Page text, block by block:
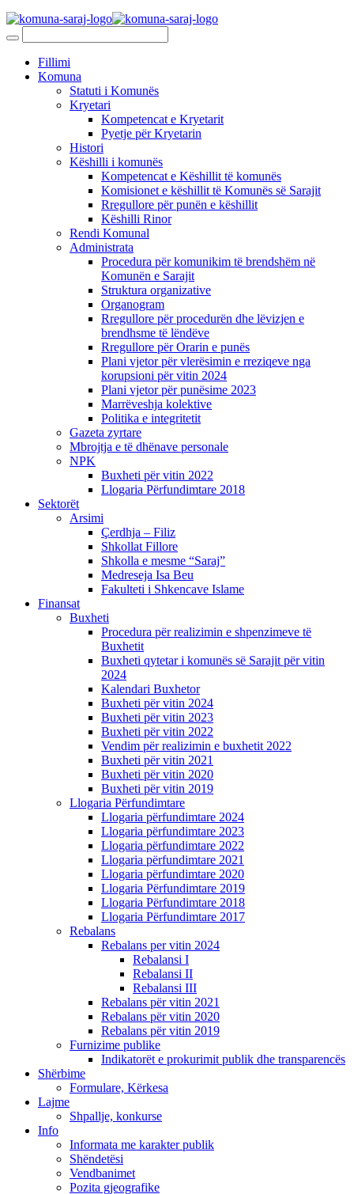
Fillimi
Komuna
Statuti i Komunës
Kryetari
Kompetencat e Kryetarit
Pyetje për Kryetarin
Histori
Këshilli i komunës
Kompetencat e Këshillit të komunës
Komisionet e këshillit të Komunës së Sarajit
Rregullore për punën e këshillit
Këshilli Rinor
Rendi Komunal
Administrata
Procedura për komunikim të brendshëm në
Komunën e Sarajit
Struktura organizative
Organogram
Rregullore për procedurën dhe lëvizjen e
brendhsme të lëndëve
Rregullore për Orarin e punës
Plani vjetor për vlerësimin e rreziqeve nga
korupsioni për vitin 2024
Plani vjetor për punësime 2023
Marrëveshja kolektive
Politika e integritetit
Gazeta zyrtare
Mbrojtja e të dhënave personale
NPK
Buxheti për vitin 2022
Llogaria Përfundimtare 2018
Sektorët
Arsimi
Çerdhja – Filiz
Shkollat Fillore
Shkolla e mesme “Saraj”
Medreseja Isa Beu
Fakulteti i Shkencave Islame
Finansat
Buxheti
Procedura për realizimin e shpenzimeve të
Buxhetit
Buxheti qytetar i komunës së Sarajit për vitin
2024
Kalendari Buxhetor
Buxheti për vitin 2024
Buxheti për vitin 2023
Buxheti për vitin 2022
Vendim për realizimin e buxhetit 2022
Buxheti për vitin 2021
Buxheti për vitin 2020
Buxheti për vitin 2019
Llogaria Përfundimtare
Llogaria përfundimtare 2024
Llogaria përfundimtare 2023
Llogaria përfundimtare 2022
Llogaria përfundimtare 2021
Llogaria përfundimtare 2020
Llogaria Përfundimtare 2019
Llogaria Përfundimtare 2018
Llogaria Përfundimtare 2017
Rebalans
Rebalans per vitin 2024
Rebalansi I
Rebalansi II
Rebalansi III
Rebalans për vitin 2021
Rebalans për vitin 2020
Rebalans për vitin 2019
Furnizime publike
Indikatorët e prokurimit publik dhe transparencës
Shërbime
Formulare, Kërkesa
Lajme
Shpallje, konkurse
Info
Informata me karakter publik
Shëndetësi
Vendbanimet
Pozita gjeografike